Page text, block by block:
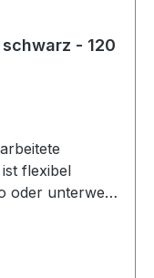
- 120
flexibel
oder unterwegs